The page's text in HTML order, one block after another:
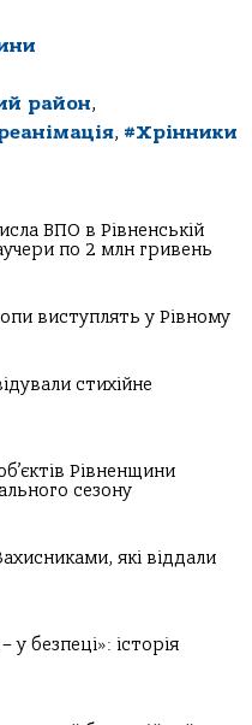
район,
, #Хрінники
ВПО в Рівненській
по 2 млн гривень
виступлять у Рівному
стихійне
Рівненщини
сезону
які віддали
у безпеці»: історія